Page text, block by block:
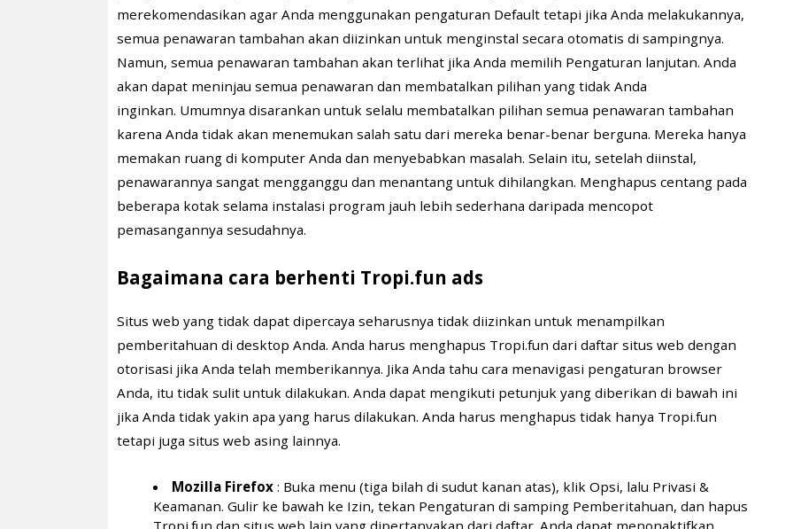
merekomendasikan agar Anda menggunakan pengaturan Default tetapi jika Anda melakukannya,
semua penawaran tambahan akan diizinkan untuk menginstal secara otomatis di sampingnya.
Namun, semua penawaran tambahan akan terlihat jika Anda memilih Pengaturan lanjutan. Anda
akan dapat meninjau semua penawaran dan membatalkan pilihan yang tidak Anda
inginkan. Umumnya disarankan untuk selalu membatalkan pilihan semua penawaran tambahan
karena Anda tidak akan menemukan salah satu dari mereka benar-benar berguna. Mereka hanya
memakan ruang di komputer Anda dan menyebabkan masalah. Selain itu, setelah diinstal,
penawarannya sangat mengganggu dan menantang untuk dihilangkan. Menghapus centang pada
beberapa kotak selama instalasi program jauh lebih sederhana daripada mencopot
pemasangannya sesudahnya.
Bagaimana cara berhenti Tropi.fun ads
Situs web yang tidak dapat dipercaya seharusnya tidak diizinkan untuk menampilkan
pemberitahuan di desktop Anda. Anda harus menghapus Tropi.fun dari daftar situs web dengan
otorisasi jika Anda telah memberikannya. Jika Anda tahu cara menavigasi pengaturan browser
Anda, itu tidak sulit untuk dilakukan. Anda dapat mengikuti petunjuk yang diberikan di bawah ini
jika Anda tidak yakin apa yang harus dilakukan. Anda harus menghapus tidak hanya Tropi.fun
tetapi juga situs web asing lainnya.
Mozilla Firefox: Buka menu (tiga bilah di sudut kanan atas), klik Opsi, lalu Privasi &
Keamanan. Gulir ke bawah ke Izin, tekan Pengaturan di samping Pemberitahuan, dan hapus